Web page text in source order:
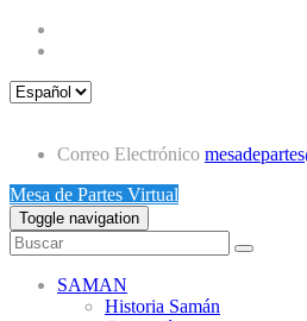
Correo Electrónico
Mesa de Partes Virtual
Toggle navigation
SAMAN
Historia Samán